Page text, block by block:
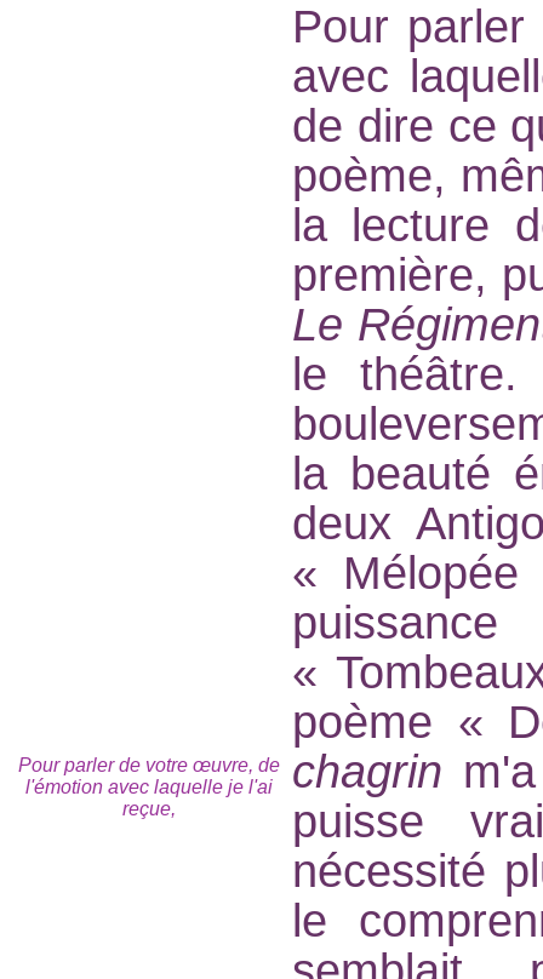
Pour parler de votre œuvre, de
l'émotion avec laquelle je l'ai
reçue,
Pour
avec
de dire ce
poème,
la lecture
première,
Le
le
la beauté
deux
«
«
poème «
chagrin
puisse
nécessité
le